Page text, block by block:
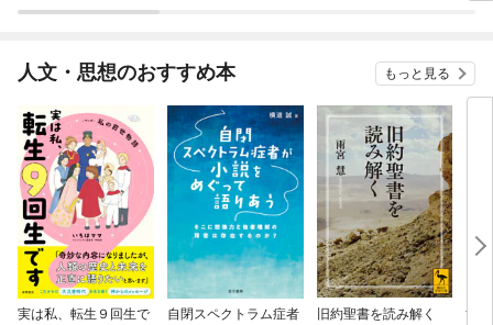
人文・思想のおすすめ本 もっと見る
実は私、転生９回生で
自閉スペクトラム症者
旧約聖書を読み解く
す